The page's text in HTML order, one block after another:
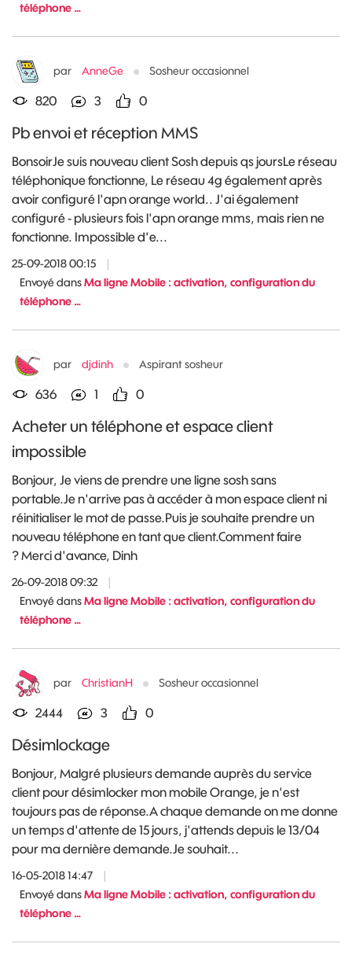
téléphone …
Pb envoi et réception MMS
BonsoirJe suis nouveau client Sosh depuis qs joursLe réseau
téléphonique fonctionne, Le réseau 4g également après
avoir configuré l'apn orange world.. J'ai également
configuré - plusieurs fois l'apn orange mms, mais rien ne
fonctionne. Impossible d'e...
25-09-2018 00:15
|
Envoyé dansMa ligne Mobile : activation, configuration du
téléphone …
par AnneGe Sosheur occasionnel
820 3 0
Acheter un téléphone et espace client
impossible
Bonjour, Je viens de prendre une ligne sosh sans
portable.Je n'arrive pas à accéder à mon espace client ni
réinitialiser le mot de passe.Puis je souhaite prendre un
nouveau téléphone en tant que client.Comment faire
? Merci d'avance, Dinh
26-09-2018 09:32
|
Envoyé dansMa ligne Mobile : activation, configuration du
téléphone …
par djdinh Aspirant sosheur
636 1 0
Désimlockage
Bonjour, Malgré plusieurs demande auprès du service
client pour désimlocker mon mobile Orange, je n'est
toujours pas de réponse.A chaque demande on me donne
un temps d'attente de 15 jours, j'attends depuis le 13/04
pour ma dernière demande.Je souhait...
16-05-2018 14:47
|
Envoyé dansMa ligne Mobile : activation, configuration du
téléphone …
par ChristianH Sosheur occasionnel
2444 3 0